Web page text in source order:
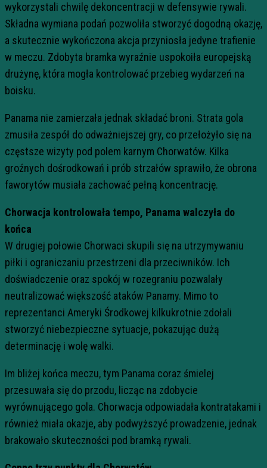
wykorzystali chwilę dekoncentracji w defensywie rywali.
Składna wymiana podań pozwoliła stworzyć dogodną okazję,
a skutecznie wykończona akcja przyniosła jedyne trafienie
w meczu. Zdobyta bramka wyraźnie uspokoiła europejską
drużynę, która mogła kontrolować przebieg wydarzeń na
boisku.
Panama nie zamierzała jednak składać broni. Strata gola
zmusiła zespół do odważniejszej gry, co przełożyło się na
częstsze wizyty pod polem karnym Chorwatów. Kilka
groźnych dośrodkowań i prób strzałów sprawiło, że obrona
faworytów musiała zachować pełną koncentrację.
Chorwacja kontrolowała tempo, Panama walczyła do
końca
W drugiej połowie Chorwaci skupili się na utrzymywaniu
piłki i ograniczaniu przestrzeni dla przeciwników. Ich
doświadczenie oraz spokój w rozegraniu pozwalały
neutralizować większość ataków Panamy. Mimo to
reprezentanci Ameryki Środkowej kilkukrotnie zdołali
stworzyć niebezpieczne sytuacje, pokazując dużą
determinację i wolę walki.
Im bliżej końca meczu, tym Panama coraz śmielej
przesuwała się do przodu, licząc na zdobycie
wyrównującego gola. Chorwacja odpowiadała kontratakami i
również miała okazje, aby podwyższyć prowadzenie, jednak
brakowało skuteczności pod bramką rywali.